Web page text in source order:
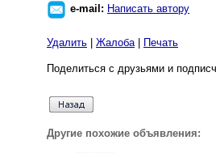
e-mail: Написать автору
Удалить Жалоба| Печать
Поделиться с друзьями и
Другие похожие объявления: